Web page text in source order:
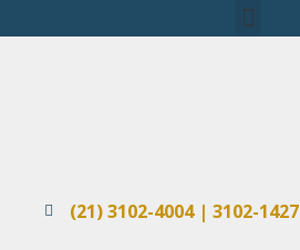
(21) 3102-4004 | 3102-1427